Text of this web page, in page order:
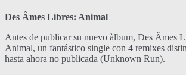
Des Âmes Libres: Animal
Antes de publicar su nuevo àlbum, Des Âmes
Animal, un fantástico single con 4 remixes
hasta ahora no publicada (Unknown Run).